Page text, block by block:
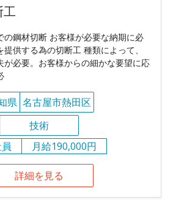
工
の鋼材切断 お客様が必要な納期に必
供する為の切断工 種類によって、
が必要。お客様からの細かな要望に応
県 名古屋市熱田区
技術
月給190,000円
詳細を見る